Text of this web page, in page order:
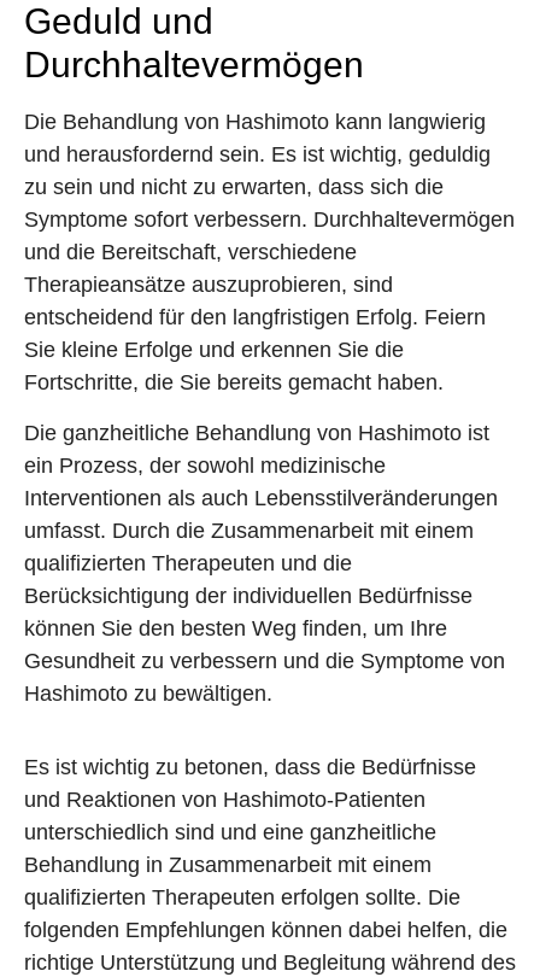
Geduld und
Durchhaltevermögen
Die Behandlung von Hashimoto kann langwierig
und herausfordernd sein. Es ist wichtig, geduldig
zu sein und nicht zu erwarten, dass sich die
Symptome sofort verbessern. Durchhaltevermögen
und die Bereitschaft, verschiedene
Therapieansätze auszuprobieren, sind
entscheidend für den langfristigen Erfolg. Feiern
Sie kleine Erfolge und erkennen Sie die
Fortschritte, die Sie bereits gemacht haben.
Die ganzheitliche Behandlung von Hashimoto ist
ein Prozess, der sowohl medizinische
Interventionen als auch Lebensstilveränderungen
umfasst. Durch die Zusammenarbeit mit einem
qualifizierten Therapeuten und die
Berücksichtigung der individuellen Bedürfnisse
können Sie den besten Weg finden, um Ihre
Gesundheit zu verbessern und die Symptome von
Hashimoto zu bewältigen.
Es ist wichtig zu betonen, dass die Bedürfnisse
und Reaktionen von Hashimoto-Patienten
unterschiedlich sind und eine ganzheitliche
Behandlung in Zusammenarbeit mit einem
qualifizierten Therapeuten erfolgen sollte. Die
folgenden Empfehlungen können dabei helfen, die
richtige Unterstützung und Begleitung während des